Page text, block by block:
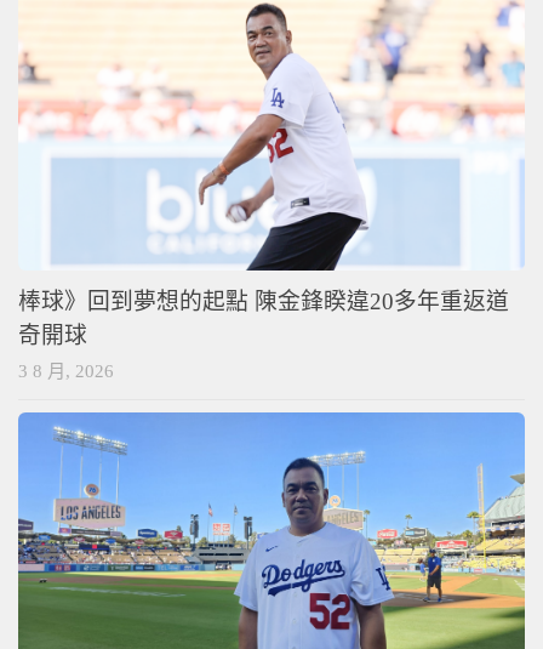
棒球》回到夢想的起點 陳金鋒睽違20多年重返道
奇開球
3 8 月, 2026